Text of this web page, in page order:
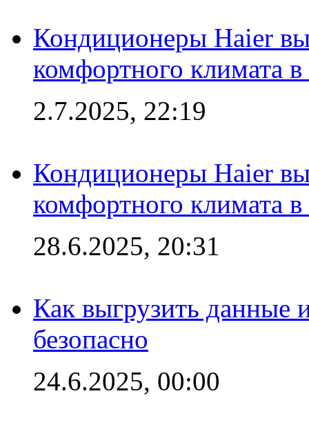
Кондиционеры Haier
комфортного климата
2.7.2025, 22:19
Кондиционеры Haier
комфортного климата
28.6.2025, 20:31
Как выгрузить данные
безопасно
24.6.2025, 00:00